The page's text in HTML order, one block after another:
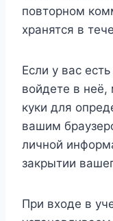
повторном
хранятся в
Если у вас
войдете в
куки для
вашим
личной
закрытии
При входе в